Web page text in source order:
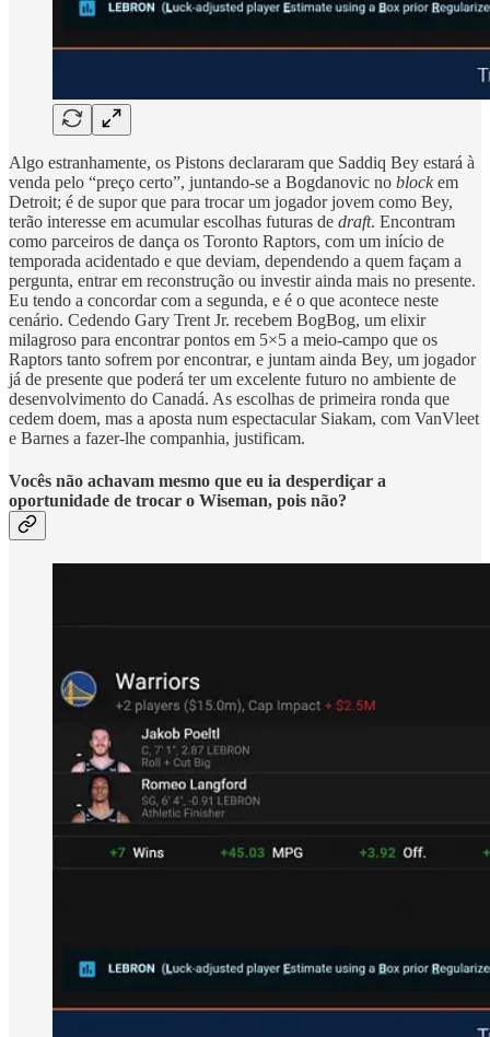
Algo estranhamente, os Pistons declararam que Saddiq Bey estará à
venda pelo “preço certo”, juntando-se a Bogdanovic no block em
Detroit; é de supor que para trocar um jogador jovem como Bey,
terão interesse em acumular escolhas futuras de draft. Encontram
como parceiros de dança os Toronto Raptors, com um início de
temporada acidentado e que deviam, dependendo a quem façam a
pergunta, entrar em reconstrução ou investir ainda mais no presente.
Eu tendo a concordar com a segunda, e é o que acontece neste
cenário. Cedendo Gary Trent Jr. recebem BogBog, um elixir
milagroso para encontrar pontos em 5×5 a meio-campo que os
Raptors tanto sofrem por encontrar, e juntam ainda Bey, um jogador
já de presente que poderá ter um excelente futuro no ambiente de
desenvolvimento do Canadá. As escolhas de primeira ronda que
cedem doem, mas a aposta num espectacular Siakam, com VanVleet
e Barnes a fazer-lhe companhia, justificam.
Vocês não achavam mesmo que eu ia desperdiçar a
oportunidade de trocar o Wiseman, pois não?